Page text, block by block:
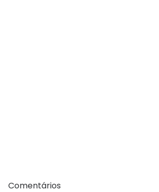
Comentários